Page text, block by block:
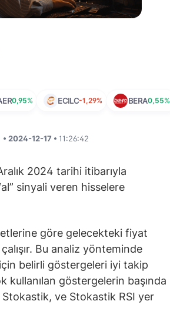
0,95% ECILC-1,29% BERA0,55%
• 2024-12-17 • 11:26:42
2024 tarihi itibarıyla
sinyali veren hisselere
göre gelecekteki fiyat
Bu analiz yönteminde
belirli göstergeleri iyi takip
kullanılan göstergelerin başında
ve Stokastik RSI yer